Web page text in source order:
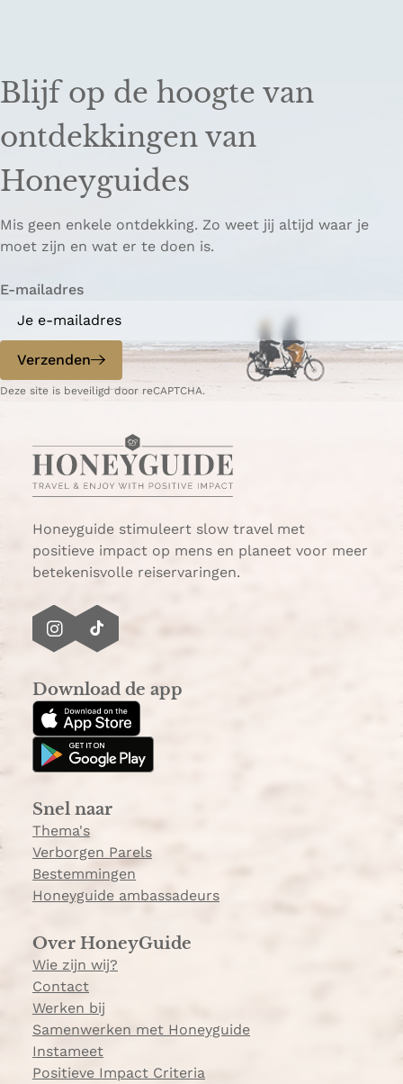
Blijf op de hoogte van
ontdekkingen van
Honeyguides
Mis geen enkele ontdekking. Zo weet jij altijd waar je
moet zijn en wat er te doen is.
E-mailadres
Verzenden
Deze site is beveiligd door reCAPTCHA.
Honeyguide stimuleert slow travel met
positieve impact op mens en planeet voor meer
betekenisvolle reiservaringen.
I
t
a
g
m
T
T
o
k
Download de app
Snel naar
Thema's
Verborgen Parels
Bestemmingen
Honeyguide ambassadeurs
Over HoneyGuide
Wie zijn wij?
Contact
Werken bij
Samenwerken met Honeyguide
Instameet
Positieve Impact Criteria